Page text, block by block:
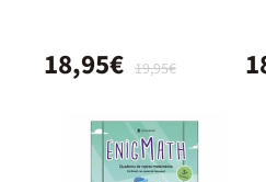
19,95€
18,95€